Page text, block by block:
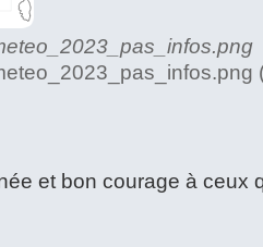
et bon courage à ceux